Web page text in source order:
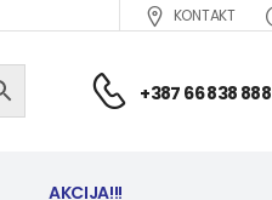
KONTAKT
+387 66 838 888
AKCIJA!!!